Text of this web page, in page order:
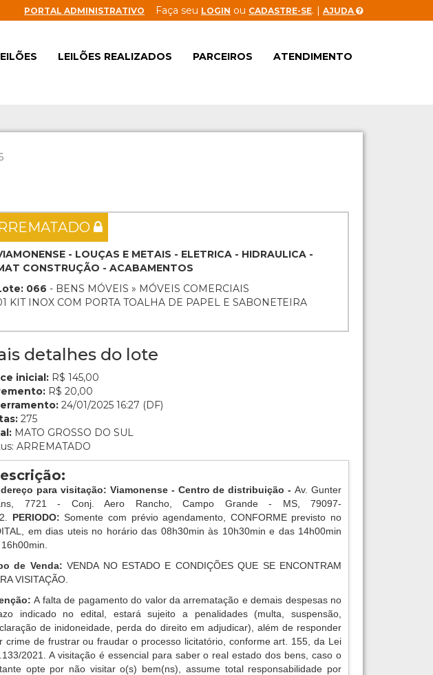
PORTAL ADMINISTRATIVO Faça seu LOGIN ou CADASTRE-SE. | AJUDA
LEILÕES REALIZADOS PARCEIROS ATENDIMENTO
- LOUÇAS E METAIS - ELETRICA - HIDRAULICA -
CONSTRUÇÃO - ACABAMENTOS
066 - BENS MÓVEIS » MÓVEIS COMERCIAIS
KIT INOX COM PORTA TOALHA DE PAPEL E SABONETEIRA
detalhes do lote
inicial: R$ 145,00
R$ 20,00
24/01/2025 16:27 (DF)
275
MATO GROSSO DO SUL
ARREMATADO
para visitação: Viamonense - Centro de distribuição -Av. Gunter
7721 - Conj. Aero Rancho, Campo Grande - MS, 79097-
PERIODO: Somente com prévio agendamento, CONFORME previsto no
em dias uteis no horário das 08h30min às 10h30min e das 14h00min
de Venda:VENDA NO ESTADO E CONDIÇÕES QUE SE ENCONTRAM
VISITAÇÃO.
A falta de pagamento do valor da arrematação e demais despesas no
indicado no edital, estará sujeito a penalidades (multa, suspensão,
de inidoneidade, perda do direito em adjudicar), além de responder
crime de frustrar ou fraudar o processo licitatório, conforme art. 155, da Lei
2021. A visitação é essencial para saber o real estado dos bens, caso o
opte por não visitar o(s) bem(ns), assume total responsabilidade por